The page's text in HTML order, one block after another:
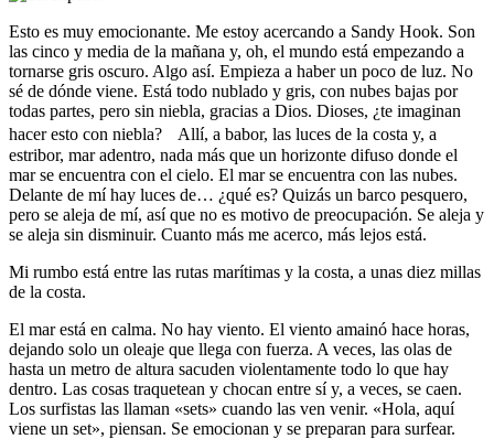
Esto es muy emocionante. Me estoy acercando a Sandy Hook. Son
las cinco y media de la mañana y, oh, el mundo está empezando a
tornarse gris oscuro. Algo así. Empieza a haber un poco de luz. No
sé de dónde viene. Está todo nublado y gris, con nubes bajas por
todas partes, pero sin niebla, gracias a Dios. Dioses, ¿te imaginan
hacer esto con niebla? Allí, a babor, las luces de la costa y, a
estribor, mar adentro, nada más que un horizonte difuso donde el
mar se encuentra con el cielo. El mar se encuentra con las nubes.
Delante de mí hay luces de… ¿qué es? Quizás un barco pesquero,
pero se aleja de mí, así que no es motivo de preocupación. Se aleja y
se aleja sin disminuir. Cuanto más me acerco, más lejos está.
Mi rumbo está entre las rutas marítimas y la costa, a unas diez millas
de la costa.
El mar está en calma. No hay viento. El viento amainó hace horas,
dejando solo un oleaje que llega con fuerza. A veces, las olas de
hasta un metro de altura sacuden violentamente todo lo que hay
dentro. Las cosas traquetean y chocan entre sí y, a veces, se caen.
Los surfistas las llaman «sets» cuando las ven venir. «Hola, aquí
viene un set», piensan. Se emocionan y se preparan para surfear.